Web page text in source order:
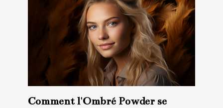
Comment l'Ombré Powder se